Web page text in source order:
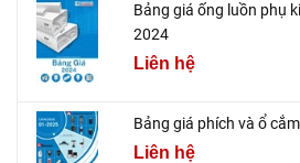
Bảng giá ống luồn phụ
2024
Liên hệ
Bảng giá phích và ổ
Liên hệ